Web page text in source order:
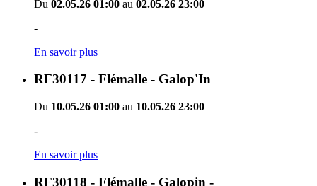
Du 02.05.26 01:00 au 02.05.26 23:00
-
En savoir plus
RF30117 - Flémalle - Galop'In
Du 10.05.26 01:00 au 10.05.26 23:00
-
En savoir plus
RF30118 - Flémalle - Galopin -